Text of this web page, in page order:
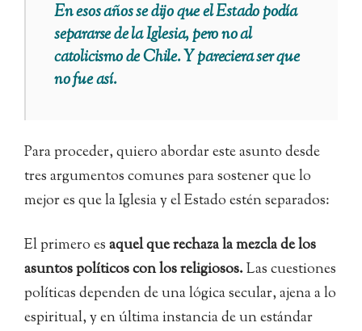
En esos años se dijo que el Estado podía
separarse de la Iglesia, pero no al
catolicismo de Chile. Y pareciera ser que
no fue así.
Para proceder, quiero abordar este asunto desde
tres argumentos comunes para sostener que lo
mejor es que la Iglesia y el Estado estén separados:
El primero esaquel que rechaza la mezcla de los
asuntos políticos con los religiosos.Las cuestiones
políticas dependen de una lógica secular, ajena a lo
espiritual, y en última instancia de un estándar